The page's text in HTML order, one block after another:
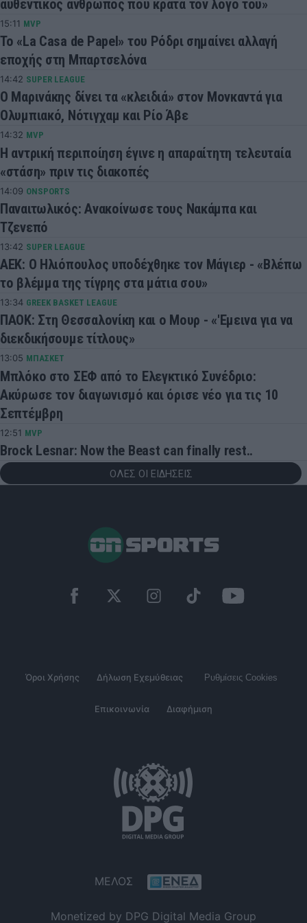
αυθεντικός άνθρωπος που κρατά τον λόγο του»
15:11 MVP
Το «La Casa de Papel» του Ρόδρι σημαίνει αλλαγή
εποχής στη Μπαρτσελόνα
14:42 SUPER LEAGUE
Ο Μαρινάκης δίνει τα «κλειδιά» στον Μονκαντά για
Ολυμπιακό, Νότιγχαμ και Ρίο Άβε
14:32 MVP
Η αντρική περιποίηση έγινε η απαραίτητη τελευταία
«στάση» πριν τις διακοπές
14:09 ONSPORTS
Παναιτωλικός: Ανακοίνωσε τους Νακάμπα και
Τζενεπό
13:42 SUPER LEAGUE
ΑΕΚ: Ο Ηλιόπουλος υποδέχθηκε τον Μάγιερ - «Βλέπω
το βλέμμα της τίγρης στα μάτια σου»
13:34 GREEK BASKET LEAGUE
ΠΑΟΚ: Στη Θεσσαλονίκη και ο Μουρ - «'Εμεινα για να
διεκδικήσουμε τίτλους»
13:05 ΜΠΑΣΚΕΤ
Μπλόκο στο ΣΕΦ από το Ελεγκτικό Συνέδριο:
Ακύρωσε τον διαγωνισμό και όρισε νέο για τις 10
Σεπτέμβρη
12:51 MVP
Brock Lesnar: Now the Beast can finally rest..
ΟΛΕΣ ΟΙ ΕΙΔΗΣΕΙΣ
Όροι Χρήσης Δήλωση Εχεμύθειας Ρυθμίσεις Cookies
Επικοινωνία Διαφήμιση
ΜΕΛΟΣ
Monetized by DPG Digital Media Group